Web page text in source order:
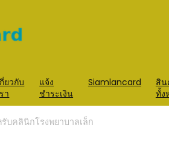
ยวกับ
า
แจ้ง
ชำระเงิน
Siamlancard
สิน
ทั้ง
บคลินิกโรงพยาบาลเล็ก